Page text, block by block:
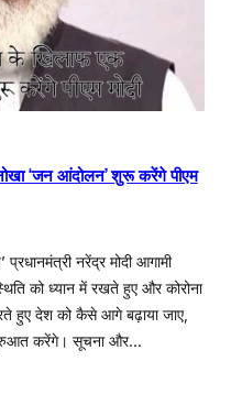
‘जन आंदोलन’ शुरू करेंगे पीएम
नरेंद्र मोदी आगामी
को ध्यान में रखते हुए और कोरोना
हुए देश को कैसे आगे बढ़ाया जाए,
करेंगे। सूचना और…